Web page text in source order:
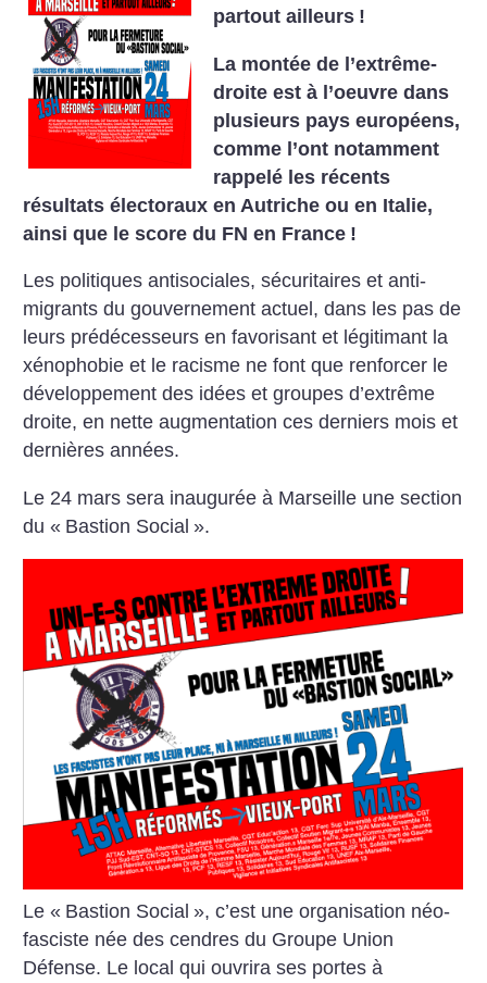
partout ailleurs !
La montée de l’extrême-
droite est à l’oeuvre dans
plusieurs pays européens,
comme l’ont notamment
rappelé les récents
résultats électoraux en Autriche ou en Italie,
ainsi que le score du FN en France !
Les politiques antisociales, sécuritaires et anti-
migrants du gouvernement actuel, dans les pas de
leurs prédécesseurs en favorisant et légitimant la
xénophobie et le racisme ne font que renforcer le
développement des idées et groupes d’extrême
droite, en nette augmentation ces derniers mois et
dernières années.
Le 24 mars sera inaugurée à Marseille une section
du « Bastion Social ».
Le « Bastion Social », c’est une organisation néo-
fasciste née des cendres du Groupe Union
Défense. Le local qui ouvrira ses portes à